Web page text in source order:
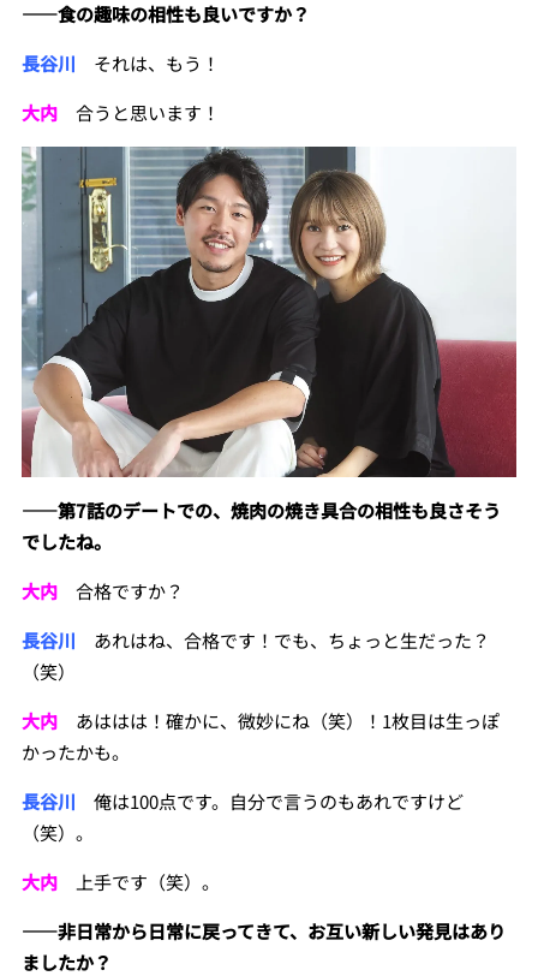
――食の趣味の相性も良いですか？
長谷川 それは、もう！
大内合うと思います！
――第7話のデートでの、焼肉の焼き具合の相性も良さそう
でしたね。
大内合格ですか？
長谷川 あれはね、合格です！でも、ちょっと生だった？
（笑）
大内あははは！確かに、微妙にね（笑）！1枚目は生っぽ
かったかも。
長谷川 俺は100点です。自分で言うのもあれですけど
（笑）。
大内上手です（笑）。
――非日常から日常に戻ってきて、お互い新しい発見はあり
ましたか？